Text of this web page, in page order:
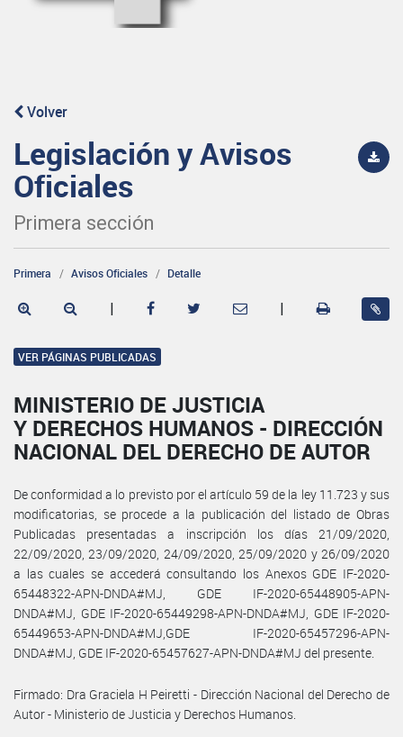
Volver
Legislación y Avisos
Oficiales
Primera sección
Primera Avisos Oficiales Detalle
| |
VER PÁGINAS PUBLICADAS
MINISTERIO DE JUSTICIA
Y DERECHOS HUMANOS - DIRECCIÓN
NACIONAL DEL DERECHO DE AUTOR
De conformidad a lo previsto por el artículo 59 de la ley 11.723 y sus
modificatorias, se procede a la publicación del listado de Obras
Publicadas presentadas a inscripción los días 21/09/2020,
22/09/2020, 23/09/2020, 24/09/2020, 25/09/2020 y 26/09/2020
a las cuales se accederá consultando los Anexos GDE IF-2020-
65448322-APN-DNDA#MJ, GDE IF-2020-65448905-APN-
DNDA#MJ, GDE IF-2020-65449298-APN-DNDA#MJ, GDE IF-2020-
65449653-APN-DNDA#MJ,GDE IF-2020-65457296-APN-
DNDA#MJ, GDE IF-2020-65457627-APN-DNDA#MJ del presente.
Firmado: Dra Graciela H Peiretti - Dirección Nacional del Derecho de
Autor - Ministerio de Justicia y Derechos Humanos.